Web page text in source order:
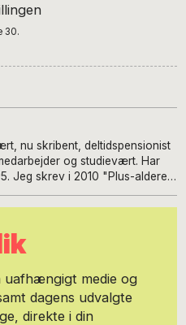
30.
nu skribent, deltidspensionist
og studievært. Har
uafhængigt medie og
dagens udvalgte
direkte i din